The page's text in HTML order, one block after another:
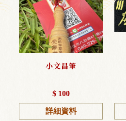
小文昌筆
$ 100
詳細資料